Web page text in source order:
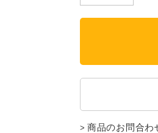
商品のお問合わ